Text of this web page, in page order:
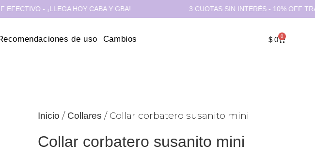
- ¡LLEGA HOY CABA Y GBA! 3 CUOTAS SIN INTERÉS - 10% OFF
de uso Cambios $0 0
Inicio / Collares / Collar corbatero susanito mini
Collar corbatero susanito mini